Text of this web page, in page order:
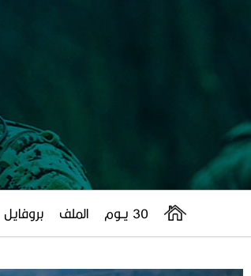
30 يــوم الملف بروفايل